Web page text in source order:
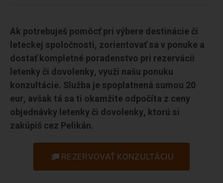
Ak potrebuješ pomôcť pri výbere destinácie či
leteckej spoločnosti, zorientovať sa v ponuke a
dostať kompletné poradenstvo pri rezervácii
letenky či dovolenky, využi našu ponuku
konzultácie. Služba je spoplatnená sumou 20
eur, avšak tá sa ti okamžite odpočíta z ceny
objednávky letenky či dovolenky, ktorú si
zakúpiš cez Pelikán.
REZERVOVAŤ KONZULTÁCIU